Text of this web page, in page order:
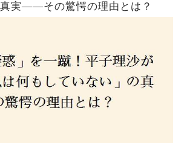
実——その驚愕の理由とは？